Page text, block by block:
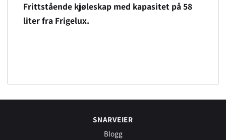
Frittstående kjøleskap med kapasitet på 58
liter fra Frigelux.
SNARVEIER
Blogg